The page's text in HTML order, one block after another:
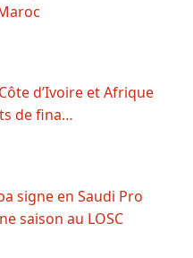
d’Ivoire et Afrique
de fina…
signe en Saudi Pro
saison au LOSC